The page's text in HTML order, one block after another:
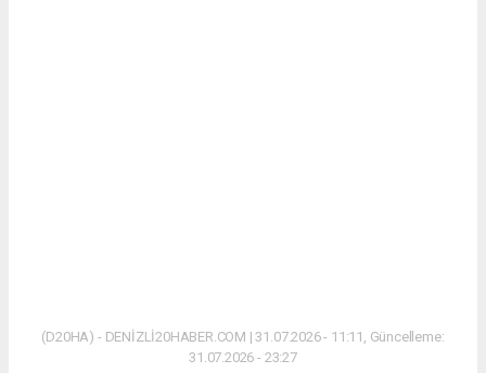
(D20HA) - DENİZLİ20HABER.COM | 31.07.2026 - 11:11, Güncelleme:
31.07.2026 - 23:27